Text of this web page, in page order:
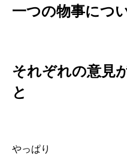
一つの物事につ
それぞれの意見
と
やっぱり